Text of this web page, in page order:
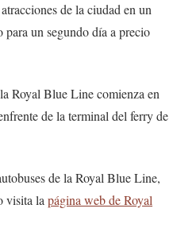
de la ciudad en un
un segundo día a precio
Royal Blue Line comienza en
de la terminal del ferry de
de la Royal Blue Line,
visita lapágina web de Royal